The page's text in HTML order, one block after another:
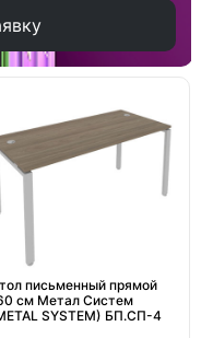
письменный прямой
см Метал Систем
SYSTEM) БП.СП-4